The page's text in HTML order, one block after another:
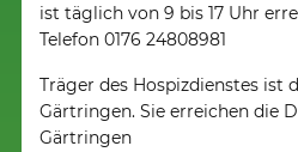
ist täglich von 9 bis 17 Uhr
Telefon 0176 24808981
Träger des Hospizdienstes ist
Gärtringen. Sie erreichen die
Gärtringen